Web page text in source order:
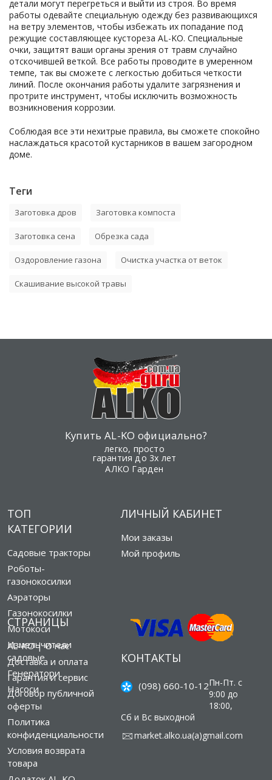
детали могут перегреться и выйти из строя. Во время
работы одевайте специальную одежду без развивающихся
на ветру элементов, чтобы избежать их попадание под
режущие составляющее кустореза AL-KO. Специальные
очки, защитят ваши органы зрения от травм случайно
отскочившей веткой. Все работы проводите в умеренном
темпе, так вы сможете с легкостью добиться четкости
линий. После окончания работы удалите загрязнения и
протрите инструмент, чтобы исключить возможность
возникновения коррозии.
Соблюдая все эти нехитрые правила, вы сможете спокойно
наслаждаться красотой кустарников в вашем загородном
доме.
Теги
Заготовка дров Заготовка компоста
Заготовка сена Обрезка сада
Оздоровление газона Очистка участка от веток
Скашивание высокой травы
Купить AL-KO официально?
легко, просто
гарантия до 3х лет
АЛКО Гарден
ТОП
КАТЕГОРИИ
Садовые тракторы
Роботы-
газонокосилки
Аэраторы
Газонокосилки
Мотокоси
Измельчители
садовые
Генератори
Насоси
СТРАНИЦЫ
AL-KO | О нас
Доставка и оплата
Гарантия и сервис
Договор публичной
оферты
Политика
конфиденциальности
Условия возврата
товара
ЛИЧНЫЙ КАБИНЕТ
Мои заказы
Мой профиль
КОНТАКТЫ
(098) 660-10-12Пн-Пт. с
9:00 до
18:00,
Сб и Вс выходной
market.alko.ua(а)gmail.com